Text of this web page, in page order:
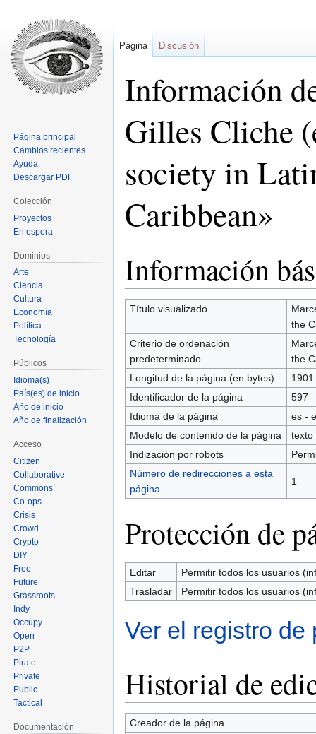
Información
Gilles Cliche
society in
Caribbean»
la
navegación
la
búsqueda
Información
Título visualizado
the
Criterio de ordenación
predeterminado
the
Longitud de la página (en bytes)
1901
Identificador de la página
597
Idioma de la página
es -
Modelo de contenido de la página
texto
Indización por robots
Número de redirecciones a esta
página
1
Protección de
Editar
Permitir todos los usuarios
Trasladar
Permitir todos los usuarios
Ver el registro de
Historial de
Creador de la página
Página Discusión
Página principal
Cambios recientes
Ayuda
Descargar PDF
Colección
Proyectos
En espera
Dominios
Arte
Ciencia
Cultura
Economía
Política
Tecnología
Públicos
Idioma(s)
País(es) de inicio
Año de inicio
Año de finalización
Acceso
Citizen
Collaborative
Commons
Co-ops
Crisis
Crowd
Crypto
DIY
Free
Future
Grassroots
Indy
Occupy
Open
P2P
Pirate
Private
Public
Tactical
Documentación